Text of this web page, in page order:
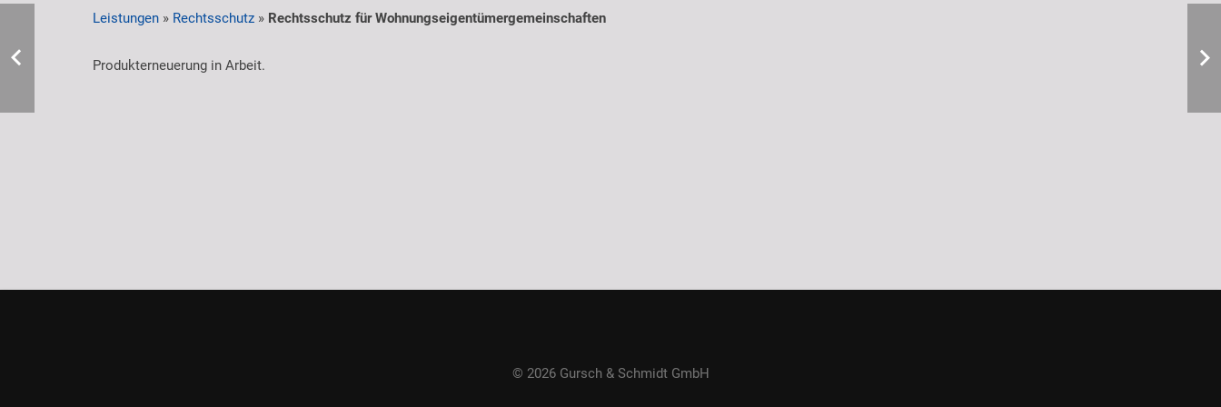
Leistungen » Rechtsschutz » Rechtsschutz für Wohnungseigentümergemeinschaften
Produkterneuerung in Arbeit.
© 2026 Gursch & Schmidt GmbH